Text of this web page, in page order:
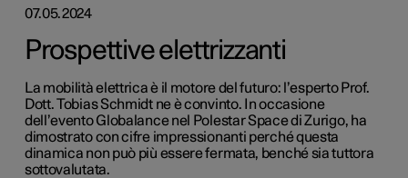
07.05.2024
Prospettive elettrizzanti
La mobilità elettrica è il motore del futuro: l’esperto Prof.
Dott. Tobias Schmidt ne è convinto. In occasione
dell’evento Globalance nel Polestar Space di Zurigo, ha
dimostrato con cifre impressionanti perché questa
dinamica non può più essere fermata, benché sia tuttora
sottovalutata.